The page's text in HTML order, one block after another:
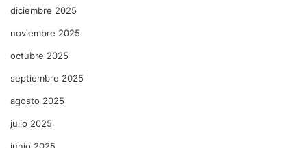
diciembre 2025
noviembre 2025
octubre 2025
septiembre 2025
agosto 2025
julio 2025